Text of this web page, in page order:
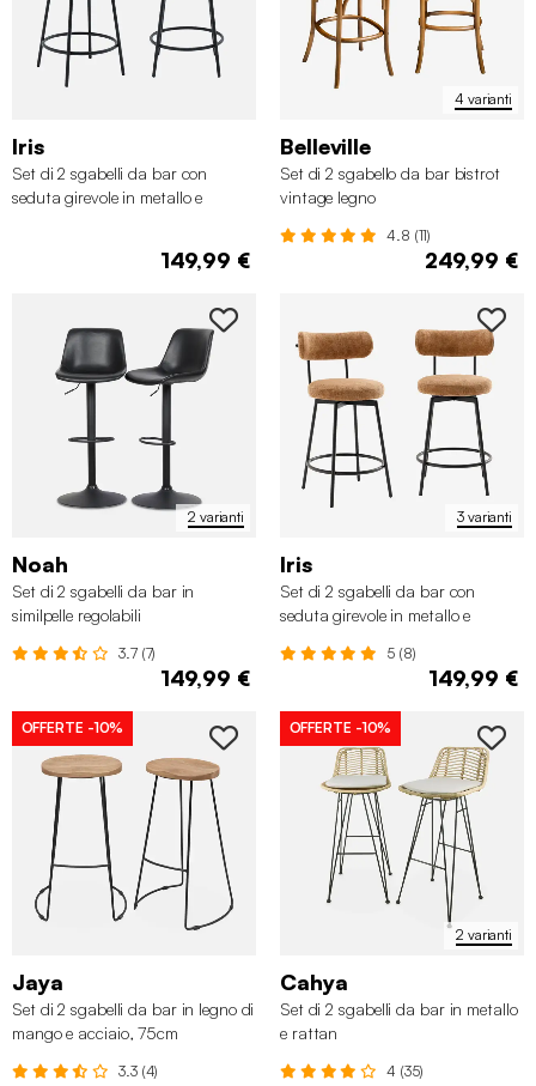
Iris
Set di 2 sgabelli da bar con
seduta girevole in metallo e
149,99 €
4 varianti
Belleville
Set di 2 sgabello da bar bistrot
vintage legno
4.8 (11)
249,99 €
2 varianti
Noah
Set di 2 sgabelli da bar in
similpelle regolabili
3.7 (7)
149,99 €
3 varianti
Iris
Set di 2 sgabelli da bar con
seduta girevole in metallo e
5 (8)
149,99 €
OFFERTE -10%
Jaya
Set di 2 sgabelli da bar in legno di
mango e acciaio, 75cm
3.3 (4)
2 varianti
OFFERTE -10%
Cahya
Set di 2 sgabelli da bar in metallo
e rattan
4 (35)